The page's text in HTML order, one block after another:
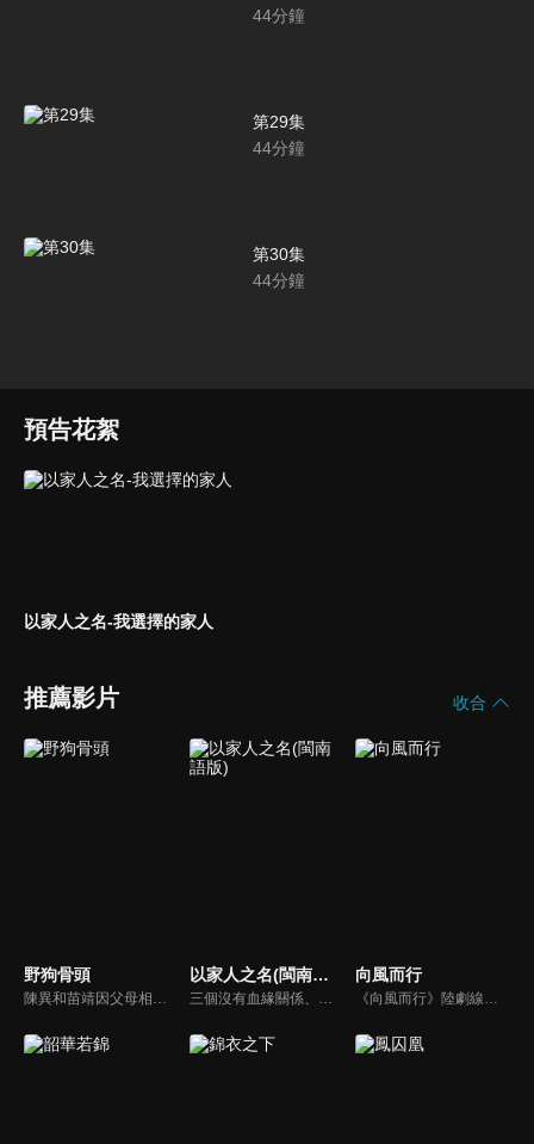
44分鐘
第29集
44分鐘
第30集
44分鐘
預告花絮
以家人之名-我選擇的家人
推薦影片 收合
野狗骨頭
陳異和苗靖因父母相識而結緣，起初陳異對苗靖有著很深的敵意，直到一次受傷，苗靖的善良讓兩人關係開始轉變。然而好景不常，隨著陳父去世、苗母消失，兩個孩子卻不得不相依為命，異樣的情愫也隨著時間滋長。當苗靖終於認清感情，準備向陳異告白，陳異卻突然捲入一起縱火案，一切都突然變了調...
以家人之名(閩南語版)
三個沒有血緣關係、在原生家庭遭遇過不同傷痛的孩子，機緣巧合下成為了兄妹。大哥凌霄（宋威龍）、二哥賀子秋（張新成）、妹妹李尖尖（譚松韻）在兩個爸爸的撫養下相互扶持成長…
向風而行
《向風而行》陸劇線上看。嚴苛自律著稱的鷺航客運飛行部副部長顧南亭，因為公司改制意外，與性格颯爽不羈的程霄成為上下屬和師徒關係，面對接踵而來的各種各樣的突發航空事件，兩人共同攜手絕地反擊、化險為夷的故事。